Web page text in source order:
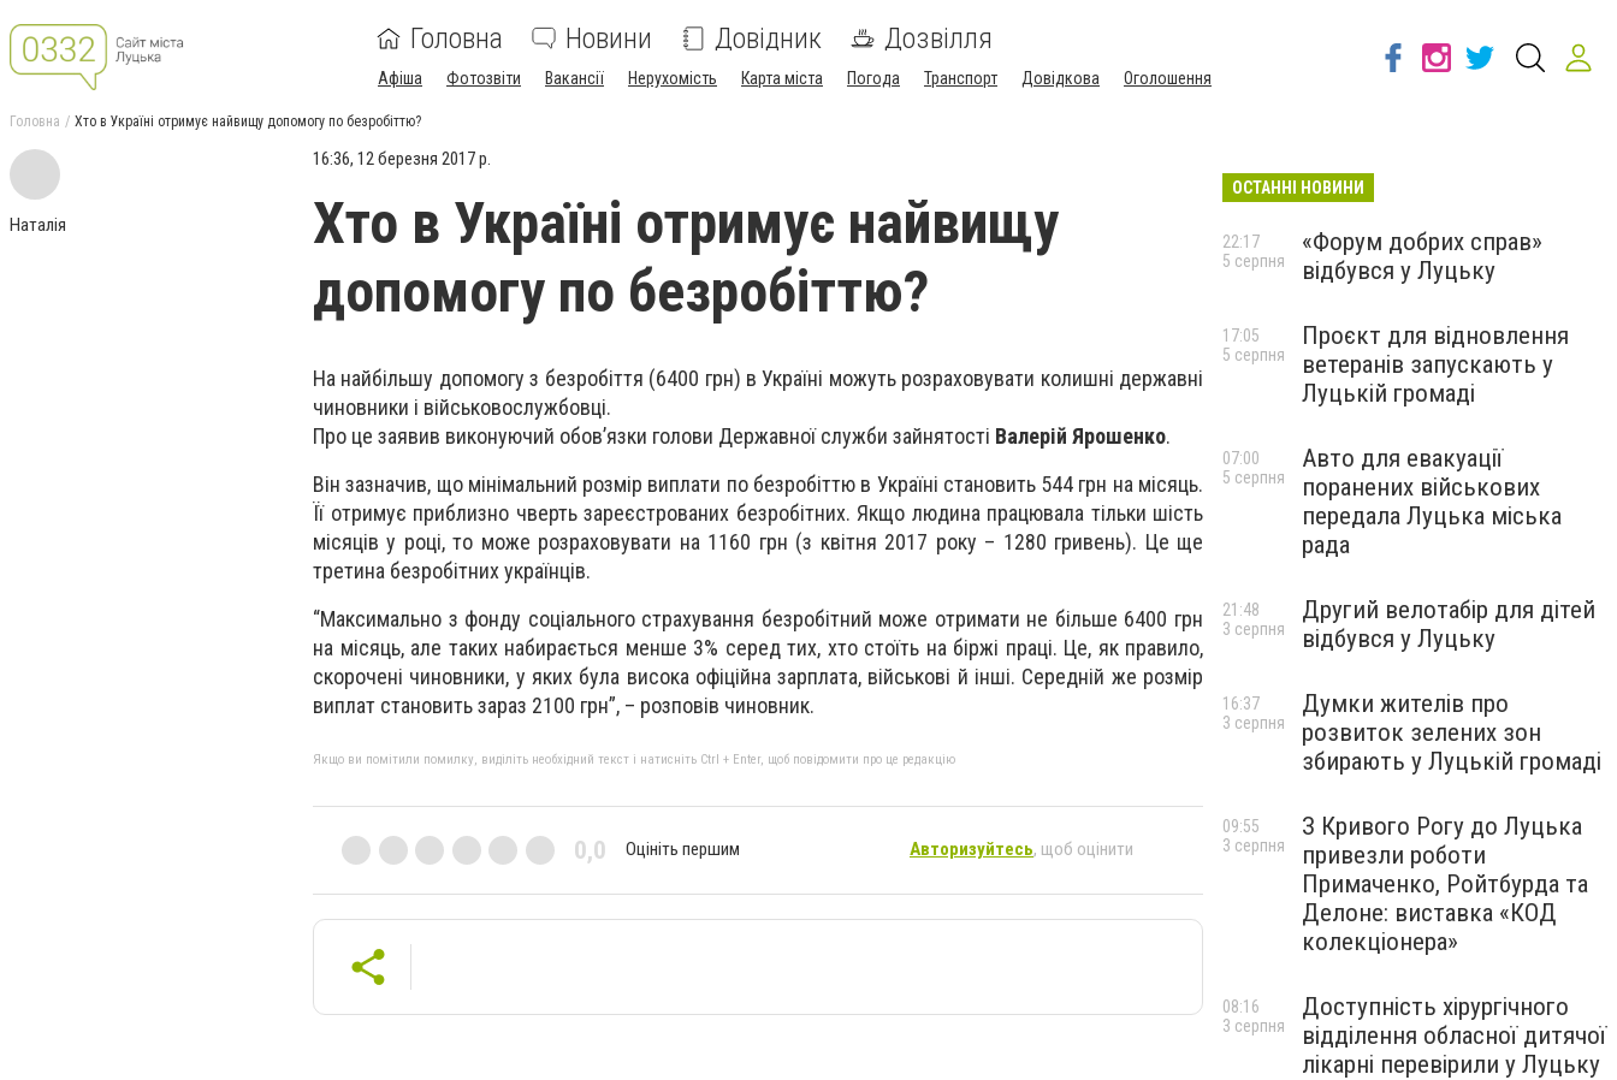
Головна Новини Довідник Дозвілля
Афіша Фотозвіти Вакансії Нерухомість Карта міста Погода Транспорт Довідкова Оголошення
Головна Хто в Україні отримує найвищу допомогу по безробіттю?
Наталія
16:36, 12 березня 2017 р.
Хто в Україні отримує найвищу
допомогу по безробіттю?
На найбільшу допомогу з безробіття (6400 грн) в Україні можуть розраховувати колишні державні
чиновники і військовослужбовці.
Про це заявив виконуючий обов’язки голови Державної служби зайнятості Валерій Ярошенко.
Він зазначив, що мінімальний розмір виплати по безробіттю в Україні становить 544 грн на місяць.
Її отримує приблизно чверть зареєстрованих безробітних. Якщо людина працювала тільки шість
місяців у році, то може розраховувати на 1160 грн (з квітня 2017 року – 1280 гривень). Це ще
третина безробітних українців.
“Максимально з фонду соціального страхування безробітний може отримати не більше 6400 грн
на місяць, але таких набирається менше 3% серед тих, хто стоїть на біржі праці. Це, як правило,
скорочені чиновники, у яких була висока офіційна зарплата, військові й інші. Середній же розмір
виплат становить зараз 2100 грн”, – розповів чиновник.
Якщо ви помітили помилку, виділіть необхідний текст і натисніть Ctrl + Enter, щоб повідомити про це редакцію
0,0 Оцініть першим Авторизуйтесь, щоб оцінити
ОСТАННІ НОВИНИ
«Форум добрих справ»
відбувся у Луцьку
22:17
5 серпня
Проєкт для відновлення
ветеранів запускають у
Луцькій громаді
17:05
5 серпня
Авто для евакуації
поранених військових
передала Луцька міська
рада
07:00
5 серпня
Другий велотабір для дітей
відбувся у Луцьку
21:48
3 серпня
Думки жителів про
розвиток зелених зон
збирають у Луцькій громаді
16:37
3 серпня
З Кривого Рогу до Луцька
привезли роботи
Примаченко, Ройтбурда та
Делоне: виставка «КОД
колекціонера»
09:55
3 серпня
Доступність хірургічного
відділення обласної дитячої
лікарні перевірили у Луцьку
08:16
3 серпня